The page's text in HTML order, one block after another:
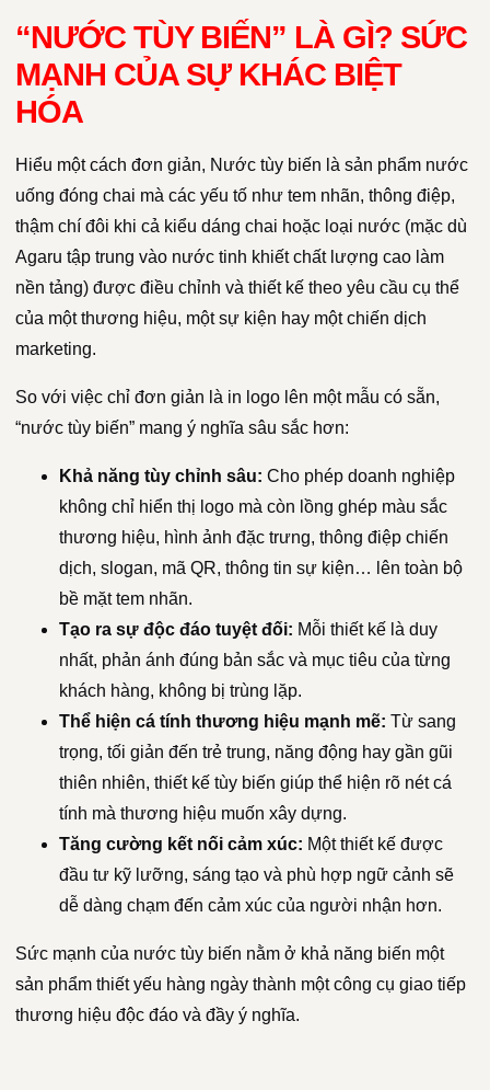
“NƯỚC TÙY BIẾN” LÀ GÌ? SỨC
MẠNH CỦA SỰ KHÁC BIỆT
HÓA
Hiểu một cách đơn giản, Nước tùy biến là sản phẩm nước
uống đóng chai mà các yếu tố như tem nhãn, thông điệp,
thậm chí đôi khi cả kiểu dáng chai hoặc loại nước (mặc dù
Agaru tập trung vào nước tinh khiết chất lượng cao làm
nền tảng) được điều chỉnh và thiết kế theo yêu cầu cụ thể
của một thương hiệu, một sự kiện hay một chiến dịch
marketing.
So với việc chỉ đơn giản là in logo lên một mẫu có sẵn,
“nước tùy biến” mang ý nghĩa sâu sắc hơn:
Khả năng tùy chỉnh sâu: Cho phép doanh nghiệp
không chỉ hiển thị logo mà còn lồng ghép màu sắc
thương hiệu, hình ảnh đặc trưng, thông điệp chiến
dịch, slogan, mã QR, thông tin sự kiện… lên toàn bộ
bề mặt tem nhãn.
Tạo ra sự độc đáo tuyệt đối: Mỗi thiết kế là duy
nhất, phản ánh đúng bản sắc và mục tiêu của từng
khách hàng, không bị trùng lặp.
Thể hiện cá tính thương hiệu mạnh mẽ: Từ sang
trọng, tối giản đến trẻ trung, năng động hay gần gũi
thiên nhiên, thiết kế tùy biến giúp thể hiện rõ nét cá
tính mà thương hiệu muốn xây dựng.
Tăng cường kết nối cảm xúc: Một thiết kế được
đầu tư kỹ lưỡng, sáng tạo và phù hợp ngữ cảnh sẽ
dễ dàng chạm đến cảm xúc của người nhận hơn.
Sức mạnh của nước tùy biến nằm ở khả năng biến một
sản phẩm thiết yếu hàng ngày thành một công cụ giao tiếp
thương hiệu độc đáo và đầy ý nghĩa.